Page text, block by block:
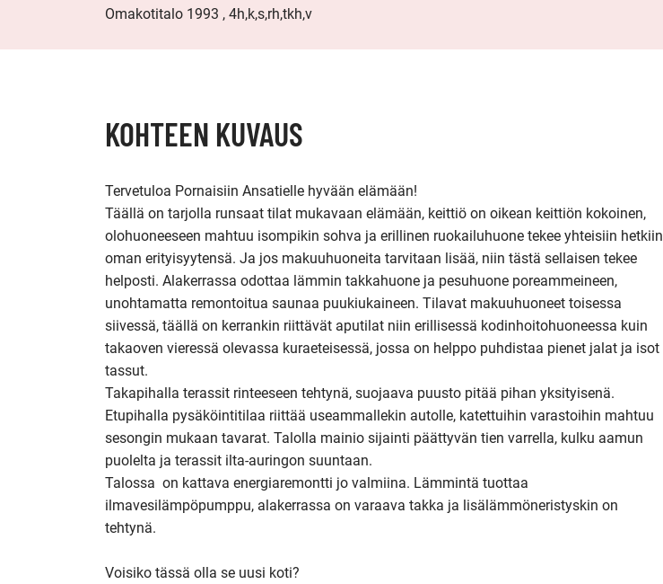
Omakotitalo 1993 , 4h,k,s,rh,tkh,v
KOHTEEN KUVAUS
Tervetuloa Pornaisiin Ansatielle hyvään elämään!
Täällä on tarjolla runsaat tilat mukavaan elämään, keittiö on oikean keittiön kokoinen,
olohuoneeseen mahtuu isompikin sohva ja erillinen ruokailuhuone tekee yhteisiin hetkiin
oman erityisyytensä. Ja jos makuuhuoneita tarvitaan lisää, niin tästä sellaisen tekee
helposti. Alakerrassa odottaa lämmin takkahuone ja pesuhuone poreammeineen,
unohtamatta remontoitua saunaa puukiukaineen. Tilavat makuuhuoneet toisessa
siivessä, täällä on kerrankin riittävät aputilat niin erillisessä kodinhoitohuoneessa kuin
takaoven vieressä olevassa kuraeteisessä, jossa on helppo puhdistaa pienet jalat ja isot
tassut.
Takapihalla terassit rinteeseen tehtynä, suojaava puusto pitää pihan yksityisenä.
Etupihalla pysäköintitilaa riittää useammallekin autolle, katettuihin varastoihin mahtuu
sesongin mukaan tavarat. Talolla mainio sijainti päättyvän tien varrella, kulku aamun
puolelta ja terassit ilta-auringon suuntaan.
Talossa  on kattava energiaremontti jo valmiina. Lämmintä tuottaa
ilmavesilämpöpumppu, alakerrassa on varaava takka ja lisälämmöneristyskin on
tehtynä.
Voisiko tässä olla se uusi koti?